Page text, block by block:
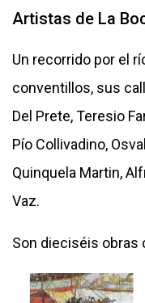
Artistas de La
Un recorrido por el
conventillos, sus
Del Prete, Teresio
Pío Collivadino,
Quinquela Martin,
Vaz.
Son dieciséis obras